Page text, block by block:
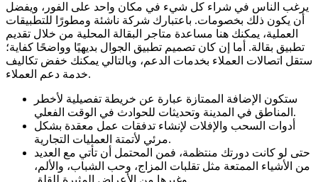
يرغب الناس في شراء كل شيء في مكان واحد على الفور، ويفضل
أن يكون ذلك بخصومات. باعتبارك شركة ناشئة ومطورًا للتطبيقات
العملية، يمكنك هنا مساعدة متاجر البقالة المحلية من خلال تقديم
تطبيق بقالة. أما إن كان تصميم تطبيق الجوال بديهيًا وواضحًا كفاية؛
ستقل اتصالات العملاء بخدمات الدعم، وبالتالي يمكنك خفض تكاليف
خدمة دعم العملاء.
ستكون الإضافة الممتازة عبارة عن خريطة تفصيلية لأخطر
المناطق في المدينة وتحديثات للحوادث في الوقت الفعلي.
أدوات السحب والإفلات لإنشاء تدفقات عمل معقدة بشكل
مرئي لأتمتة العمليات التجارية.
حتى لو كانت دورتك منتظمة، فمن المحتمل أن تأتي مع العديد
من الأشياء الممتعة مثل تقلبات المزاج، وحب الشباب، والألم،
وغيرها من الأعراض المثيرة للقلق.